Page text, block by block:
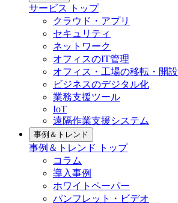
サービス トップ
クラウド・アプリ
セキュリティ
ネットワーク
オフィスのIT管理
オフィス・工場の移転・開設
ビジネスのデジタル化
業務支援ツール
IoT
遠隔作業支援システム
事例＆トレンド
事例＆トレンド トップ
コラム
導入事例
ホワイトペーパー
パンフレット・ビデオ